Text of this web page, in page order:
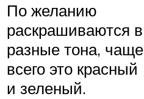
По желанию
раскрашиваются в
разные тона, чаще
всего это красный
и зеленый.